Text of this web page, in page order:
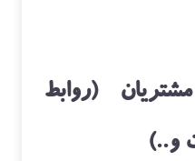
(روابط
و..)